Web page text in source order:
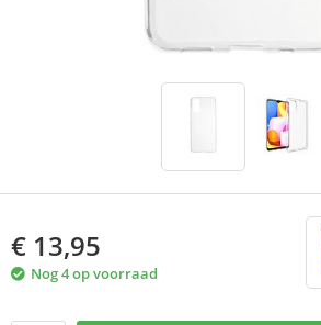
€ 13,95
Nog 4 op voorraad